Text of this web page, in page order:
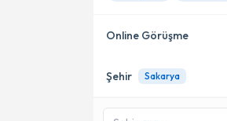
Online Görüşme
Online danışmanlık sunan
Şehir Sakarya